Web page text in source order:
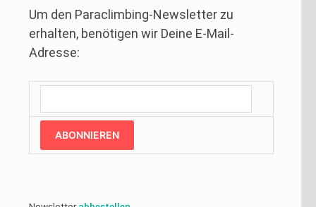
Um den Paraclimbing-Newsletter zu
erhalten, benötigen wir Deine E-Mail-
Adresse:
ABONNIEREN